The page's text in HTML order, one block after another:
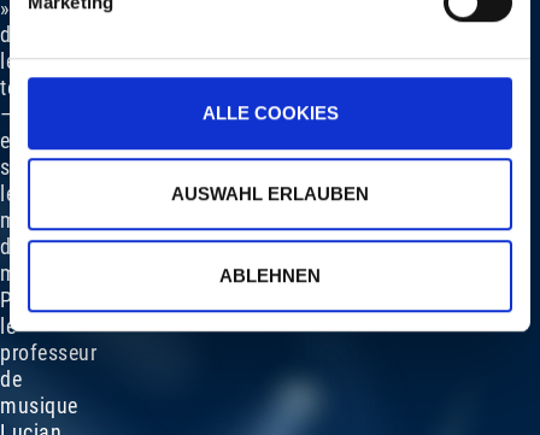
ALLE COOKIES
AUSWAHL ERLAUBEN
ABLEHNEN
»,
dit
le
texte
–
et
soudain,
les
mots
deviennent
musique.
Pour
le
professeur
de
musique